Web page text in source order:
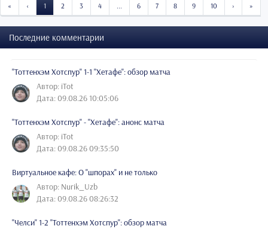
« START‹ PREVIOUS
1 2 3 4 ... 6 7 8 9 10 › »
Последние комментарии
"Тоттенхэм Хотспур" 1-1 "Хетафе": обзор матча
Автор: iTot
Дата: 09.08.26 10:05:06
"Тоттенхэм Хотспур" - "Хетафе": анонс матча
Автор: iTot
Дата: 09.08.26 09:35:50
Виртуальное кафе: О "шпорах" и не только
Автор: Nurik_Uzb
Дата: 09.08.26 08:26:32
"Челси" 1-2 "Тоттенхэм Хотспур": обзор матча